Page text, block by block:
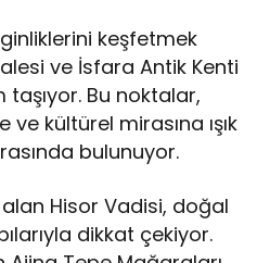
keşfetmek
ve İsfara Antik Kenti
Bu noktalar,
ve kültürel mirasına ışık
bulunuyor.
Hisor Vadisi, doğal
dikkat çekiyor.